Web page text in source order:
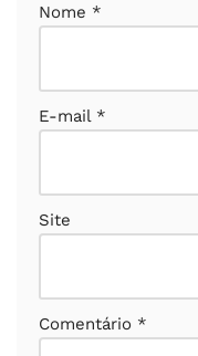
Nome *
E-mail *
Site
Comentário *